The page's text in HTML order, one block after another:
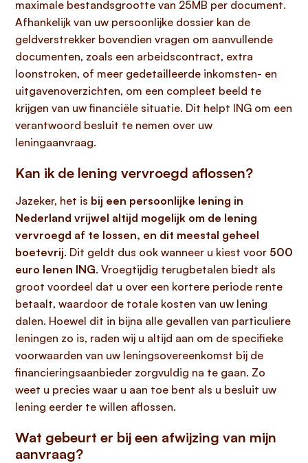
maximale bestandsgrootte van 25MB per document.
Afhankelijk van uw persoonlijke dossier kan de
geldverstrekker bovendien vragen om aanvullende
documenten, zoals een arbeidscontract, extra
loonstroken, of meer gedetailleerde inkomsten- en
uitgavenoverzichten, om een compleet beeld te
krijgen van uw financiële situatie. Dit helpt ING om een
verantwoord besluit te nemen over uw
leningaanvraag.
Kan ik de lening vervroegd aflossen?
Jazeker, het is bij een persoonlijke lening in
Nederland vrijwel altijd mogelijk om de lening
vervroegd af te lossen, en dit meestal geheel
boetevrij. Dit geldt dus ook wanneer u kiest voor 500
euro lenen ING. Vroegtijdig terugbetalen biedt als
groot voordeel dat u over een kortere periode rente
betaalt, waardoor de totale kosten van uw lening
dalen. Hoewel dit in bijna alle gevallen van particuliere
leningen zo is, raden wij u altijd aan om de specifieke
voorwaarden van uw leningsovereenkomst bij de
financieringsaanbieder zorgvuldig na te gaan. Zo
weet u precies waar u aan toe bent als u besluit uw
lening eerder te willen aflossen.
Wat gebeurt er bij een afwijzing van mijn
aanvraag?